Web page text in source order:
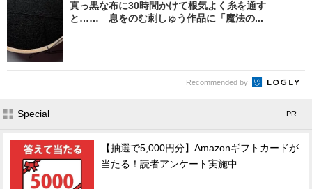
真っ黒な布に30時間かけて根気よく糸を通す
と…… 息をのむ刺しゅう作品に「魔法の...
Recommended by
Special - PR -
【抽選で5,000円分】Amazonギフトカードが
当たる！読者アンケート実施中